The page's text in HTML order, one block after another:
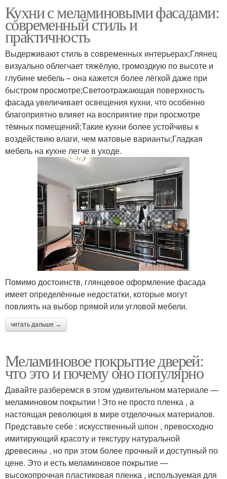
Кухни с меламиновыми фасадами:
современный стиль и
практичность
Выдерживают стиль в современных интерьерах;Глянец
визуально облегчает тяжёлую, громоздкую по высоте и
глубине мебель – она кажется более лёгкой даже при
быстром просмотре;Светоотражающая поверхность
фасада увеличивает освещения кухни, что особенно
благоприятно влияет на восприятие при просмотре
тёмных помещений;Такие кухни более устойчивы к
воздействию влаги, чем матовые варианты;Гладкая
мебель на кухне легче в уходе.
Помимо достоинств, глянцевое оформление фасада
имеет определённые недостатки, которые могут
повлиять на выбор прямой или угловой мебели.
читать дальше →
Меламиновое покрытие дверей:
что это и почему оно популярно
Давайте разберемся в этом удивительном материале —
меламиновом покрытии ! Это не просто пленка , а
настоящая революция в мире отделочных материалов.
Представьте себе : искусственный шпон , превосходно
имитирующий красоту и текстуру натуральной
древесины , но при этом более прочный и доступный по
цене. Это и есть меламиновое покрытие —
высокопрочная пластиковая пленка , используемая для